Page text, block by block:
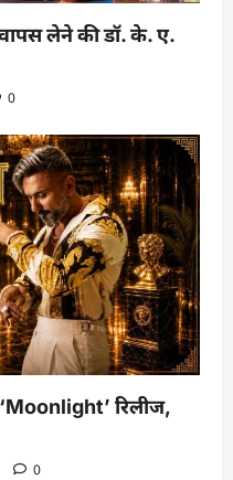
लेने की डॉ. के. ए.
0
रिलीज,
0